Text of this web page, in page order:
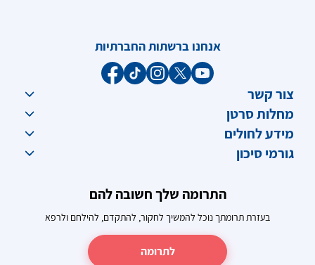
מחלות סרטן
מידע לחולים
גורמי סיכון
צור קשר
אנחנו ברשתות החברתיות
התרומה שלך חשובה להם
בעזרת תרומתך נוכל להמשיך לחקור, להתקדם, להילחם ולרפא
לתרומה